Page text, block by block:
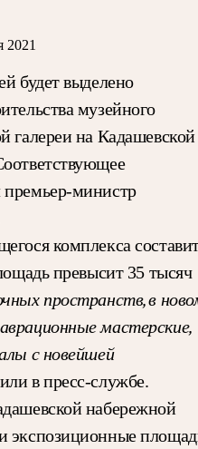
2021
будет выделено
музейного
галереи на Кадашевской
премьер-министр
комплекса
превысит 35 тысяч
пространств, в
мастерские,
с новейшей
в пресс-службе.
набережной
экспозиционные